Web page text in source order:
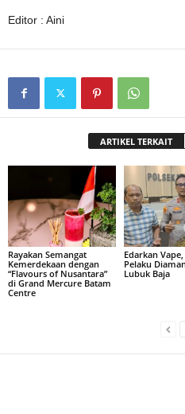
Editor : Aini
ARTIKEL TERKAIT
Rayakan Semangat
Kemerdekaan dengan
“Flavours of Nusantara”
di Grand Mercure Batam
Centre
Edarkan
Pelaku
Lubuk Baja